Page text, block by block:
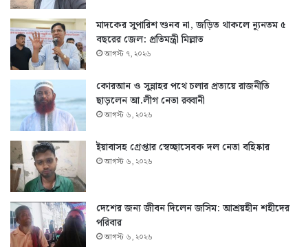
মাদকের সুপারিশ শুনব না, জড়িত থাকলে ন্যূনতম ৫
বছরের জেল: প্রতিমন্ত্রী মিল্লাত
আগস্ট ৭, ২০২৬
কোরআন ও সুন্নাহর পথে চলার প্রত্যয়ে রাজনীতি
ছাড়লেন আ.লীগ নেতা রব্বানী
আগস্ট ৬, ২০২৬
ইয়াবাসহ গ্রেপ্তার স্বেচ্ছাসেবক দল নেতা বহিষ্কার
আগস্ট ৬, ২০২৬
দেশের জন্য জীবন দিলেন জসিম: আশ্রয়হীন শহীদের
পরিবার
আগস্ট ৬, ২০২৬